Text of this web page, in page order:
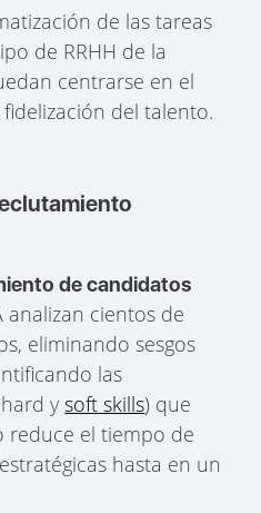
de las tareas
de RRHH de la
centrarse en el
del talento.
de candidatos
analizan cientos de
eliminando sesgos
las
ysoft skills) que
reduce el tiempo de
hasta en un